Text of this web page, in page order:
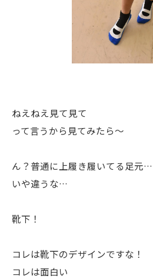
ねえねえ見て見て
って言うから見てみたら〜
ん？普通に上履き履いてる足元…
いや違うな…
靴下！
コレは靴下のデザインですな！
コレは面白い